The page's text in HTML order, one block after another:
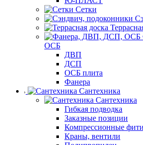
Сетки
ОСБ
ДВП
ДСП
ОСБ плита
Фанера
Сантехника
Сантехника
Гибкая подводка
Заказные позиции
Компрессионные
Краны, вентили